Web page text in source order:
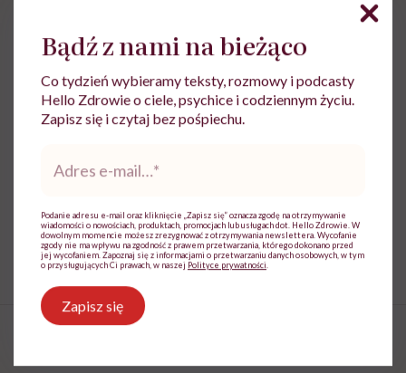
Powiązane tematy:
Antykoncepcja Ginekologia
Treści zawarte w serwisie mają wyłącznie
problemów ze zdrowiem należy bezwzględnie
skonsultować się z lekarzem.
Bądź z nami na bieżąco
Co tydzień wybieramy teksty, rozmowy i podcasty
Hello Zdrowie o ciele, psychice i codziennym życiu.
Zapisz się i czytaj bez pośpiechu.
*
Podanie adresu e-mail oraz kliknięcie „Zapisz się” oznacza zgodę na otrzymywanie
wiadomości o nowościach, produktach, promocjach lub usługach dot. Hello Zdrowie. W
dowolnym momencie możesz zrezygnować z otrzymywania newslettera. Wycofanie
zgody nie ma wpływu na zgodność z prawem przetwarzania, którego dokonano przed
jej wycofaniem. Zapoznaj się z informacjami o przetwarzaniu danych osobowych, w tym
o przysługujących Ci prawach, w naszej Polityce prywatności
Zapisz się